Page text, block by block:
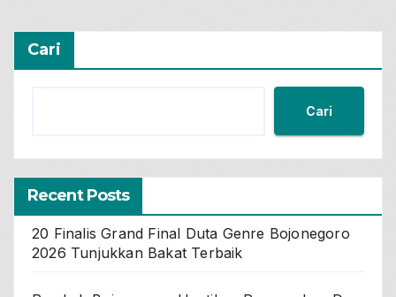
Cari
Cari
Recent Posts
20 Finalis Grand Final Duta Genre Bojonegoro
2026 Tunjukkan Bakat Terbaik